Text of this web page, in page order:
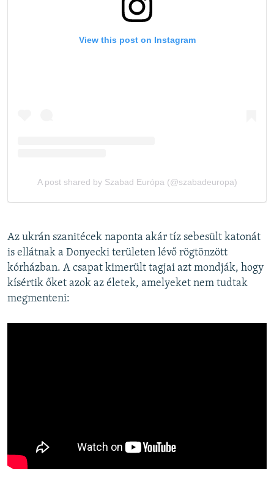
Az ukrán szanitécek naponta akár tíz sebesült katonát
is ellátnak a Donyecki területen lévő rögtönzött
kórházban. A csapat kimerült tagjai azt mondják, hogy
kísértik őket azok az életek, amelyeket nem tudtak
megmenteni: